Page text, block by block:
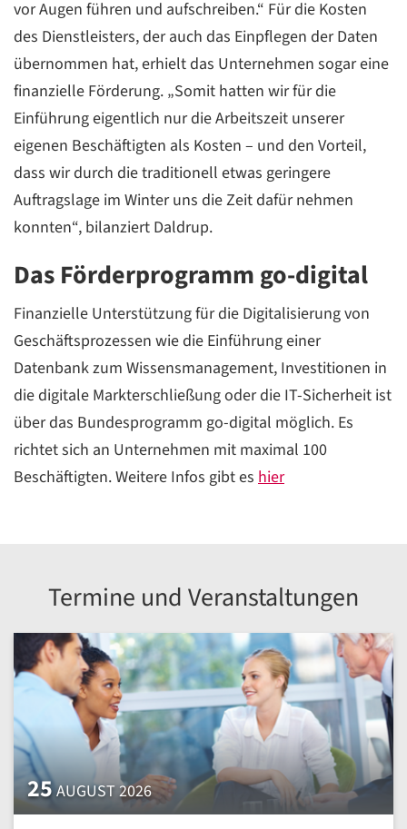
vor Augen führen und aufschreiben.“ Für die Kosten
des Dienstleisters, der auch das Einpflegen der Daten
übernommen hat, erhielt das Unternehmen sogar eine
finanzielle Förderung. „Somit hatten wir für die
Einführung eigentlich nur die Arbeitszeit unserer
eigenen Beschäftigten als Kosten – und den Vorteil,
dass wir durch die traditionell etwas geringere
Auftragslage im Winter uns die Zeit dafür nehmen
konnten“, bilanziert Daldrup.
Das Förderprogramm go-digital
Finanzielle Unterstützung für die Digitalisierung von
Geschäftsprozessen wie die Einführung einer
Datenbank zum Wissensmanagement, Investitionen in
die digitale Markterschließung oder die IT-Sicherheit ist
über das Bundesprogramm go-digital möglich. Es
richtet sich an Unternehmen mit maximal 100
Beschäftigten. Weitere Infos gibt es hier
Termine und Veranstaltungen
25AUGUST 2026